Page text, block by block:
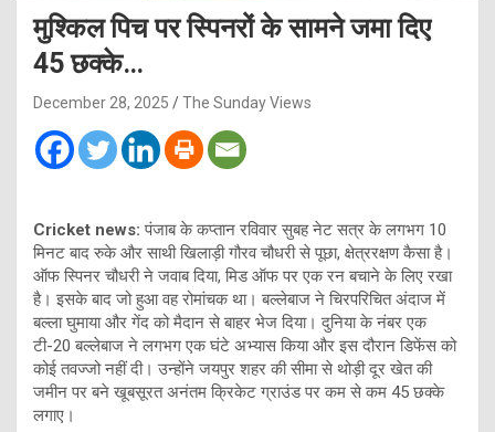
मुश्किल पिच पर स्पिनरों के सामने जमा दिए
45 छक्के…
December 28, 2025 The Sunday Views
Cricket news: पंजाब के कप्तान रविवार सुबह नेट सत्र के लगभग 10
मिनट बाद रुके और साथी खिलाड़ी गौरव चौधरी से पूछा, क्षेत्ररक्षण कैसा है।
ऑफ स्पिनर चौधरी ने जवाब दिया, मिड ऑफ पर एक रन बचाने के लिए रखा
है। इसके बाद जो हुआ वह रोमांचक था। बल्लेबाज ने चिरपरिचित अंदाज में
बल्ला घुमाया और गेंद को मैदान से बाहर भेज दिया। दुनिया के नंबर एक
टी-20 बल्लेबाज ने लगभग एक घंटे अभ्यास किया और इस दौरान डिफेंस को
कोई तवज्जो नहीं दी। उन्होंने जयपुर शहर की सीमा से थोड़ी दूर खेत की
जमीन पर बने खूबसूरत अनंतम क्रिकेट ग्राउंड पर कम से कम 45 छक्के
लगाए।